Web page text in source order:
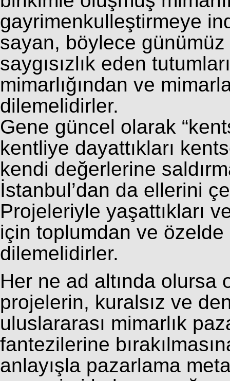
gayrimenkulleştirmeye
sayan, böylece
saygısızlık eden
mimarlığından ve
dilemelidirler.
Gene güncel olarak
kentliye dayattıkları
kendi değerlerine
İstanbul’dan da ellerini
Projeleriyle yaşattıkları
için toplumdan ve
dilemelidirler.
Her ne ad altında olursa
projelerin, kuralsız ve
uluslararası mimarlık
fantezilerine
anlayışla pazarlama